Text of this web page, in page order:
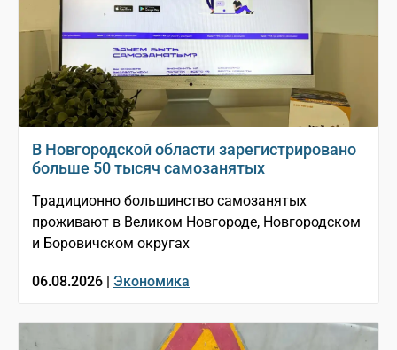
В Новгородской области зарегистрировано
больше 50 тысяч самозанятых
Традиционно большинство самозанятых
проживают в Великом Новгороде, Новгородском
и Боровичском округах
06.08.2026 | Экономика